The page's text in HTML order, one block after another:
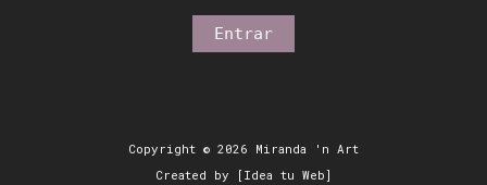
Copyright © 2026 Miranda 'n Art
Created by [Idea tu Web]